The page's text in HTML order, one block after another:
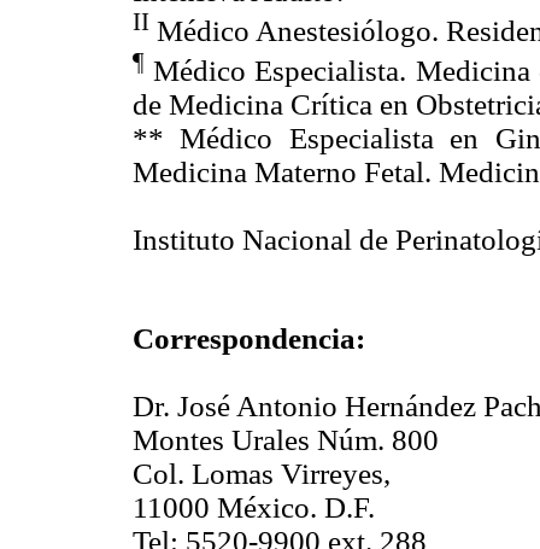
II Médico Anestesiólogo.
¶ Médico Especialista.
de Medicina Crítica en
** Médico Especialista en
Medicina Materno Fetal.
Instituto Nacional de
Correspondencia:
Dr. José Antonio Hernández
Montes Urales Núm. 800
Col. Lomas Virreyes,
11000 México. D.F.
Tel: 5520-9900 ext. 288